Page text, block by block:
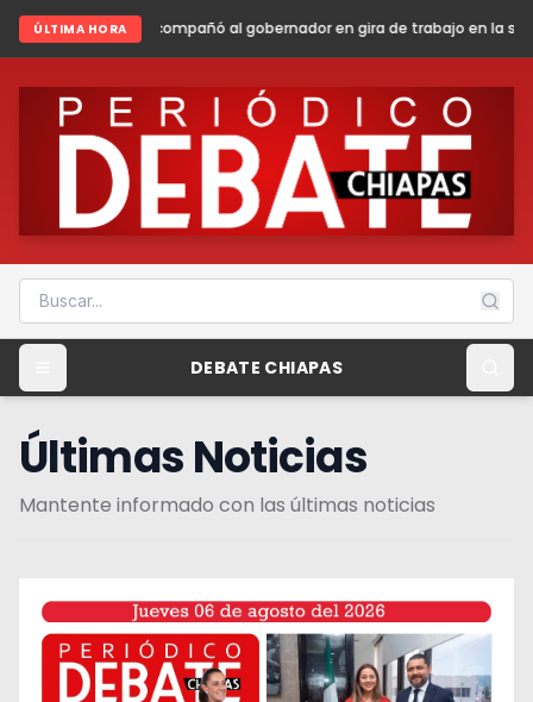
ÚLTIMA HORA
al gobernador en gira de trabajo en la sierra madre de Chiapas
DEBATE CHIAPAS
Últimas Noticias
Mantente informado con las últimas noticias